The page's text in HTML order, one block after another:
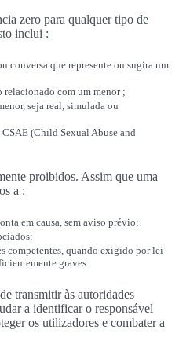
zero para qualquer tipo de
inclui :
conversa que represente ou sugira um
com um menor ;
seja real, simulada ou
(Child Sexual Abuse and
proibidos. Assim que uma
a :
em causa, sem aviso prévio;
competentes, quando exigido por lei
graves.
transmitir às autoridades
a identificar o responsável
os utilizadores e combater a